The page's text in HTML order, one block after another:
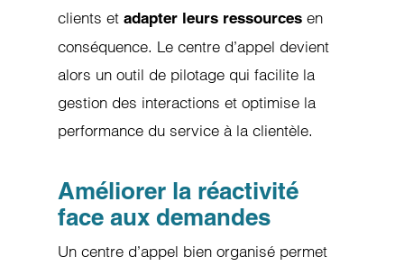
clients etadapter leurs ressources en
conséquence. Le centre d’appel devient
alors un outil de pilotage qui facilite la
gestion des interactions et optimise la
performance du service à la clientèle.
Améliorer la réactivité
face aux demandes
Un centre d’appel bien organisé permet